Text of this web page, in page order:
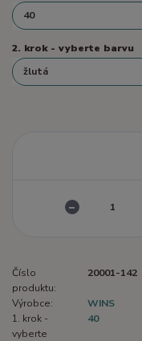
2. krok - vyberte barvu
Číslo
produktu:
20001-142
Výrobce:
WINS
1. krok -
vyberte
40